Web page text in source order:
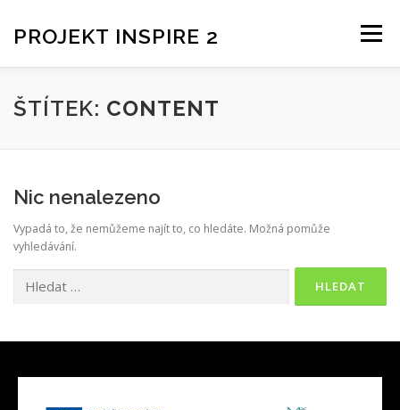
PROJEKT INSPIRE 2 Menu
AKTUALITY INSPIRE 2
ŠTÍTEK: CONTENT
Nic nenalezeno
Vypadá to, že nemůžeme najít to, co hledáte. Možná pomůže
vyhledávání.